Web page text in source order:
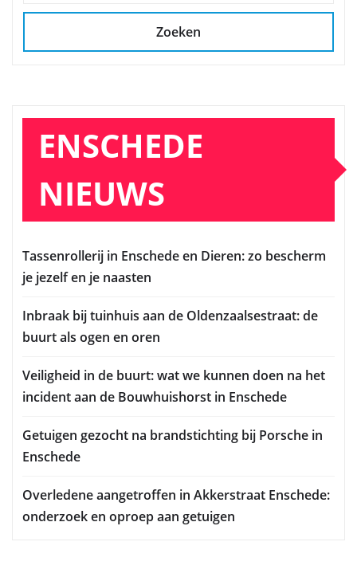
Zoeken
ENSCHEDE
NIEUWS
Tassenrollerij in Enschede en Dieren: zo bescherm
je jezelf en je naasten
Inbraak bij tuinhuis aan de Oldenzaalsestraat: de
buurt als ogen en oren
Veiligheid in de buurt: wat we kunnen doen na het
incident aan de Bouwhuishorst in Enschede
Getuigen gezocht na brandstichting bij Porsche in
Enschede
Overledene aangetroffen in Akkerstraat Enschede:
onderzoek en oproep aan getuigen